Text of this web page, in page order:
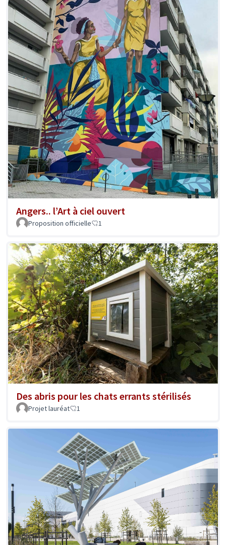
Angers.. l’Art à ciel ouvert
Proposition officielle 1
Des abris pour les chats errants stérilisés
Projet lauréat 1